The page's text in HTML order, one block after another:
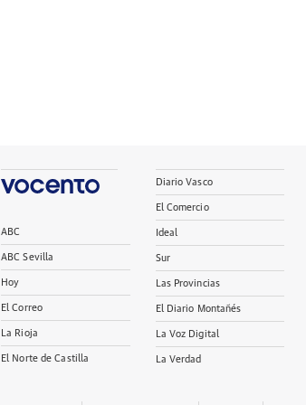
ABC
ABC Sevilla
Hoy
El Correo
La Rioja
El Norte de Castilla
Diario Vasco
El Comercio
Ideal
Sur
Las Provincias
El Diario Montañés
La Voz Digital
La Verdad